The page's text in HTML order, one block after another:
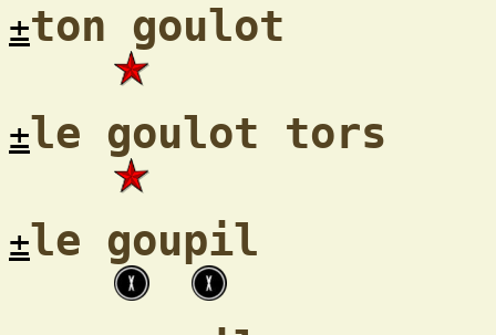
±ton goulot
±le goulot tors
±le goupil